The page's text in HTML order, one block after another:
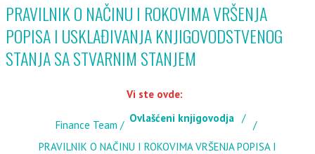
PRAVILNIK O NAČINU I ROKOVIMA VRŠENJA
POPISA I USKLAĐIVANJA KNJIGOVODSTVENOG
STANJA SA STVARNIM STANJEM
Vi ste ovde:
Finance Team
Ovlašćeni knjigovodja
PRAVILNIK O NAČINU I ROKOVIMA VRŠENJA POPISA I